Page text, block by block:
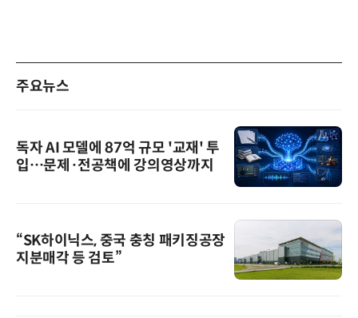
주요뉴스
독자 AI 모델에 87억 규모 '교재' 투
입…문제·전공책에 강의영상까지
“SK하이닉스, 중국 충칭 패키징공장
지분매각 등 검토”